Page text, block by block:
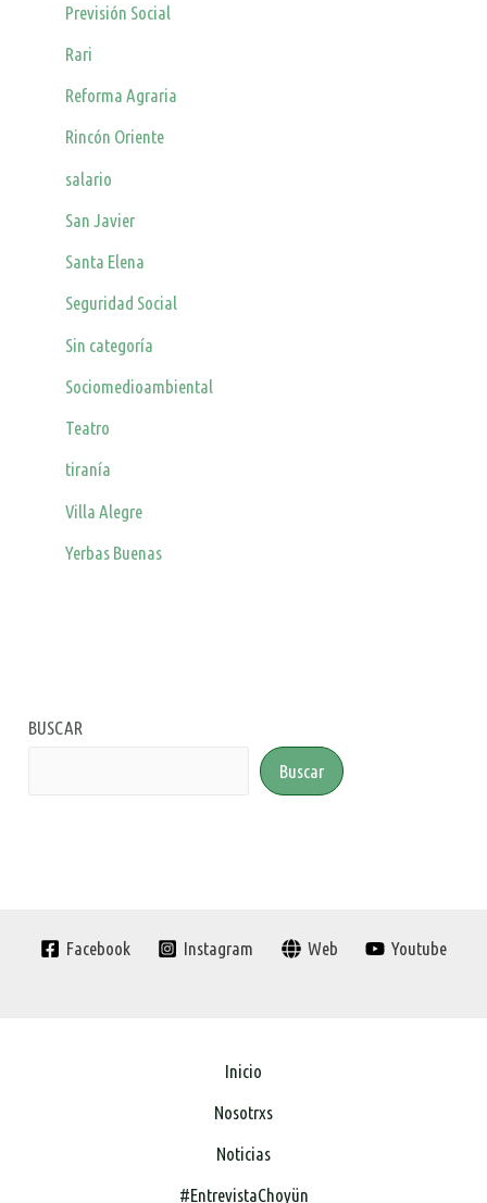
Previsión Social
Rari
Reforma Agraria
Rincón Oriente
salario
San Javier
Santa Elena
Seguridad Social
Sin categoría
Sociomedioambiental
Teatro
tiranía
Villa Alegre
Yerbas Buenas
BUSCAR
Buscar
Facebook Instagram Web Youtube
Inicio
Nosotrxs
Noticias
#EntrevistaChoyün